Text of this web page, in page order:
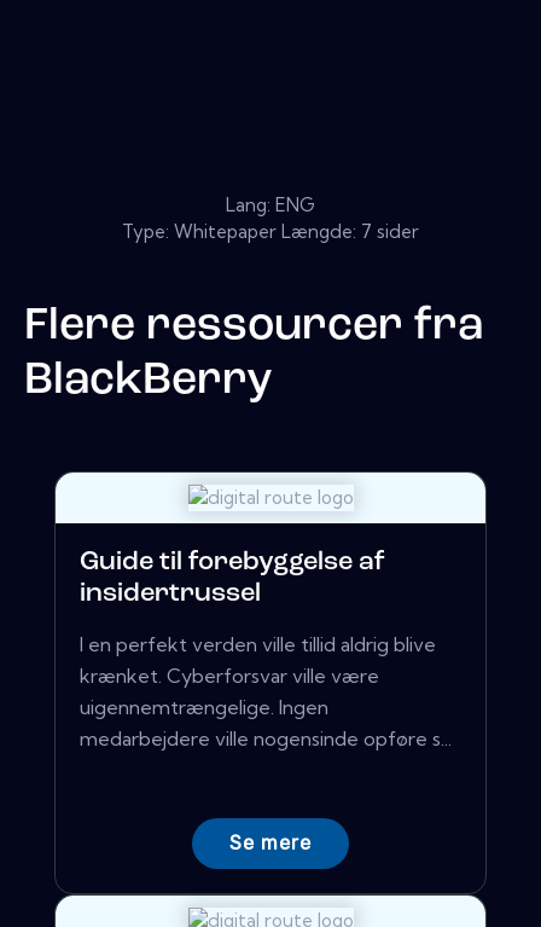
Lang: ENG
Type: Whitepaper Længde: 7 sider
Flere ressourcer fra
BlackBerry
Guide til forebyggelse af
insidertrussel
I en perfekt verden ville tillid aldrig blive
krænket. Cyberforsvar ville være
uigennemtrængelige. Ingen
medarbejdere ville nogensinde opføre s...
Se mere